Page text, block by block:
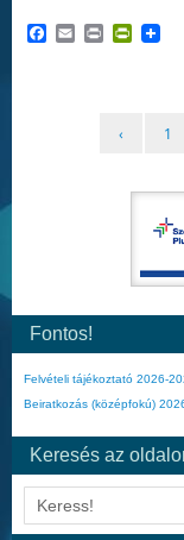
Facebook
EmailPrint
‹ 1
Fontos!
Felvételi tájékoztató 2026-
Beiratkozás (középfokú)
Keresés az